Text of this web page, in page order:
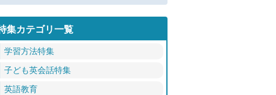
集カテゴリ一覧
学習方法特集
子ども英会話特集
英語教育